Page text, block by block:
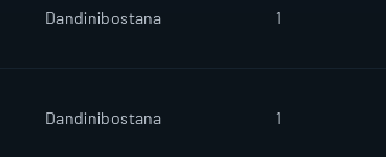
Dandinibostana 1
Dandinibostana 1